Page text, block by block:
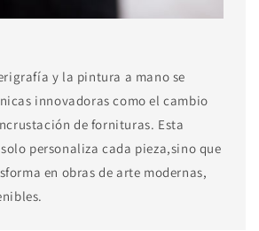
y la pintura a mano se
innovadoras como el cambio
de fornituras. Esta
personaliza cada pieza,sino que
en obras de arte modernas,